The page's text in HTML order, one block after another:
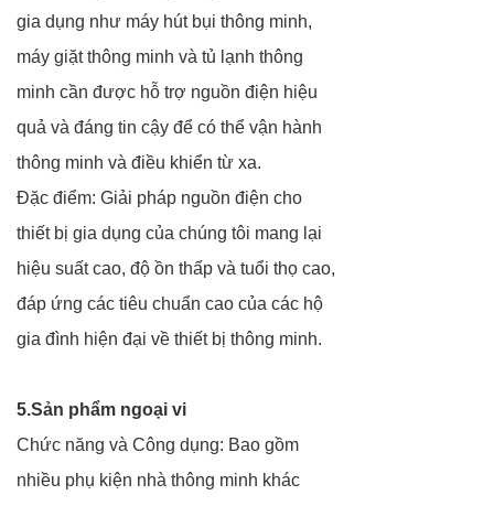
gia dụng như máy hút bụi thông minh,
máy giặt thông minh và tủ lạnh thông
minh cần được hỗ trợ nguồn điện hiệu
quả và đáng tin cậy để có thể vận hành
thông minh và điều khiển từ xa.
Đặc điểm: Giải pháp nguồn điện cho
thiết bị gia dụng của chúng tôi mang lại
hiệu suất cao, độ ồn thấp và tuổi thọ cao,
đáp ứng các tiêu chuẩn cao của các hộ
gia đình hiện đại về thiết bị thông minh.
5.Sản phẩm ngoại vi
Chức năng và Công dụng: Bao gồm
nhiều phụ kiện nhà thông minh khác